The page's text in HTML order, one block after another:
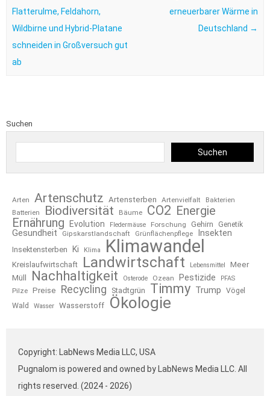
Flatterulme, Feldahorn,
Wildbirne und Hybrid-Platane
schneiden in Großversuch gut
ab
erneuerbarer Wärme in
Deutschland →
Suchen
Suchen
Arten Artenschutz Artensterben Artenvielfalt
Bakterien
Batterien
Biodiversität Bäume CO2 Energie
Ernährung
Evolution Fledermäuse Forschung Gehirn Genetik
Gesundheit Gipskarstlandschaft Grünflächenpflege Insekten
Insektensterben Ki Klima Klimawandel
Kreislaufwirtschaft Landwirtschaft Lebensmittel
Meer
Müll
Nachhaltigkeit Osterode Ozean Pestizide PFAS
Pilze Preise Recycling Stadtgrün Timmy Trump
Vögel
Wald
Wasser Wasserstoff Ökologie
Copyright: LabNews Media LLC, USA
Pugnalom is powered and owned by LabNews Media LLC. All
rights reserved. (2024 - 2026)